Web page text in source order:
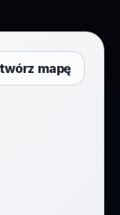
mapę